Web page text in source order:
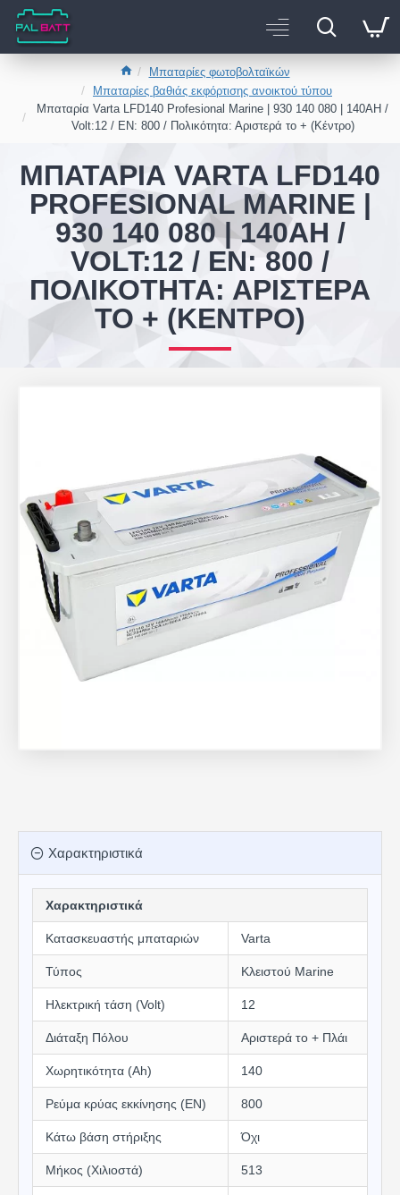
Μπαταρίες φωτοβολταϊκών
Μπαταρίες βαθιάς εκφόρτισης ανοικτού τύπου
Μπαταρία Varta LFD140 Profesional Marine | 930 140 080 | 140AH /
Volt:12 / EN: 800 / Πολικότητα: Αριστερά το + (Κέντρο)
ΜΠΑΤΑΡΊΑ VARTA LFD140
PROFESIONAL MARINE |
930 140 080 | 140AH /
VOLT:12 / EN: 800 /
ΠΟΛΙΚΌΤΗΤΑ: ΑΡΙΣΤΕΡΆ
ΤΟ + (ΚΈΝΤΡΟ)
Χαρακτηριστικά
Χαρακτηριστικά
Κατασκευαστής μπαταριών Varta
Τύπος Κλειστού Marine
Ηλεκτρική τάση (Volt) 12
Διάταξη Πόλου Αριστερά το + Πλάι
Χωρητικότητα (Αh) 140
Ρεύμα κρύας εκκίνησης (EN) 800
Κάτω βάση στήριξης Όχι
Μήκος (Χιλιοστά) 513